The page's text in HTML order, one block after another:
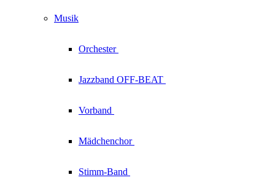
Musik
Orchester
Jazzband OFF-BEAT
Vorband
Mädchenchor
Stimm-Band